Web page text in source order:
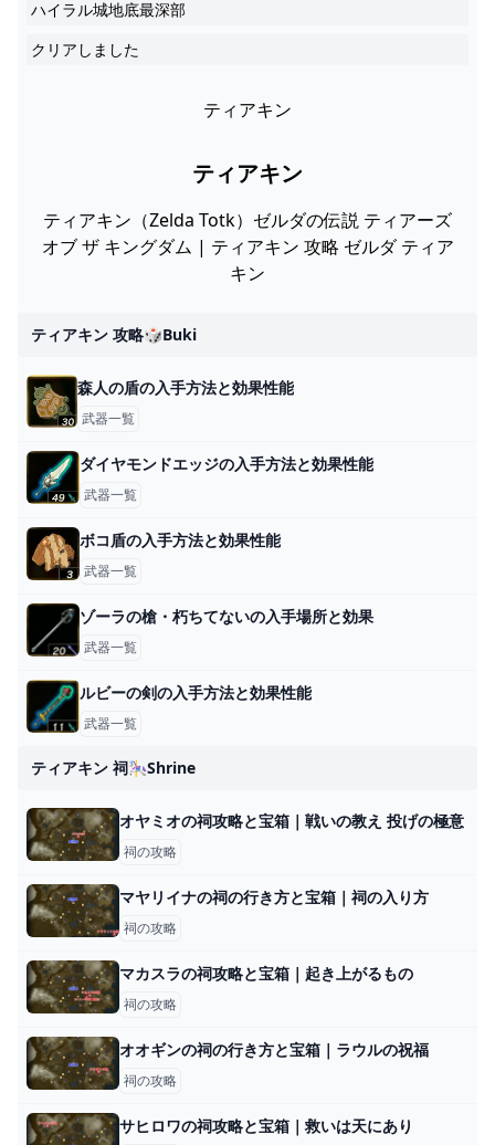
ハイラル城地底最深部
クリアしました
ティアキン
ティアキン
ティアキン（Zelda Totk）ゼルダの伝説 ティアーズ
オブ ザ キングダム | ティアキン 攻略 ゼルダ ティア
キン
ティアキン 攻略🎲buki
森人の盾の入手方法と効果性能
武器一覧
ダイヤモンドエッジの入手方法と効果性能
武器一覧
ボコ盾の入手方法と効果性能
武器一覧
ゾーラの槍・朽ちてないの入手場所と効果
武器一覧
ルビーの剣の入手方法と効果性能
武器一覧
ティアキン 祠🎠shrine
オヤミオの祠攻略と宝箱｜戦いの教え 投げの極意
祠の攻略
マヤリイナの祠の行き方と宝箱｜祠の入り方
祠の攻略
マカスラの祠攻略と宝箱｜起き上がるもの
祠の攻略
オオギンの祠の行き方と宝箱｜ラウルの祝福
祠の攻略
サヒロワの祠攻略と宝箱｜救いは天にあり